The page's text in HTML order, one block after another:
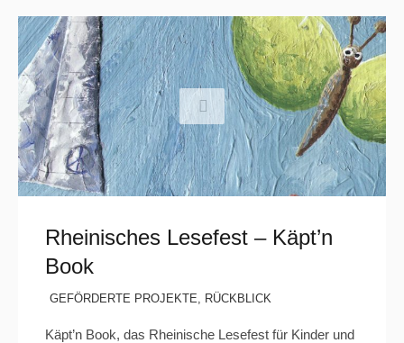
Rheinisches Lesefest – Käpt’n
Book
GEFÖRDERTE PROJEKTE, RÜCKBLICK
Käpt’n Book, das Rheinische Lesefest für Kinder und